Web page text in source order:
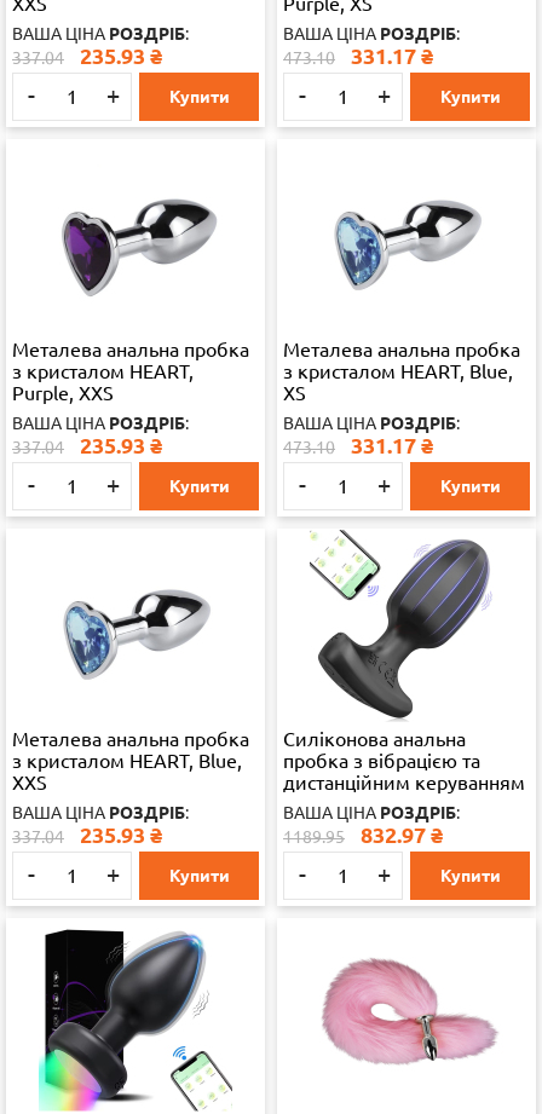
ВАША ЦІНА РОЗДРІБ:
337.04
235.93 ₴
- + Купити
ВАША ЦІНА РОЗДРІБ:
473.10
331.17 ₴
- + Купити
Металева анальна пробка
з кристалом HEART,
Purple, XXS
ВАША ЦІНА РОЗДРІБ:
337.04
235.93 ₴
- + Купити
Металева анальна пробка
з кристалом HEART, Blue,
XS
ВАША ЦІНА РОЗДРІБ:
473.10
331.17 ₴
- + Купити
Металева анальна пробка
з кристалом HEART, Blue,
XXS
ВАША ЦІНА РОЗДРІБ:
337.04
235.93 ₴
- + Купити
Силіконова анальна
пробка з вібрацією та
дистанційним керуванням
PlugX, 9 режимів, чорна
ВАША ЦІНА РОЗДРІБ:
1189.95
832.97 ₴
- + Купити